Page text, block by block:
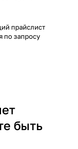
прайслист
по запросу
быть